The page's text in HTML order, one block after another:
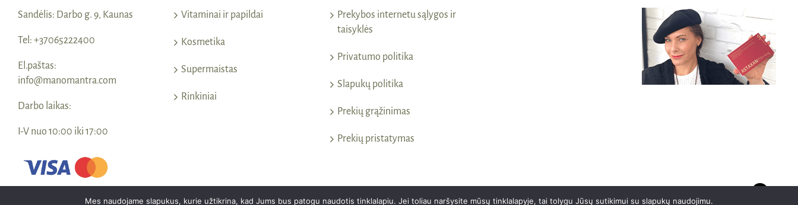
Sandėlis: Darbo g. 9, Kaunas
Tel: +37065222400
El.paštas:
info@manomantra.com
Darbo laikas:
I-V nuo 10:00 iki 17:00
Vitaminai ir papildai
Kosmetika
Supermaistas
Rinkiniai
Prekybos internetu sąlygos ir
taisyklės
Privatumo politika
Slapukų politika
Prekių grąžinimas
Prekių pristatymas
Mes naudojame slapukus, kurie užtikrina, kad Jums bus patogu naudotis tinklalapiu. Jei toliau naršysite mūsų tinklalapyje, tai tolygu Jūsų sutikimui su slapukų naudojimu.